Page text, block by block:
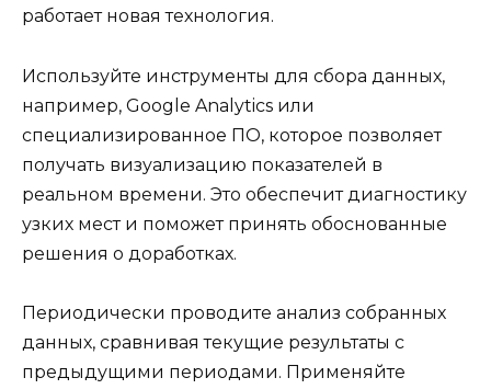
работает новая технология.
Используйте инструменты для сбора данных,
например, Google Analytics или
специализированное ПО, которое позволяет
получать визуализацию показателей в
реальном времени. Это обеспечит диагностику
узких мест и поможет принять обоснованные
решения о доработках.
Периодически проводите анализ собранных
данных, сравнивая текущие результаты с
предыдущими периодами. Применяйте